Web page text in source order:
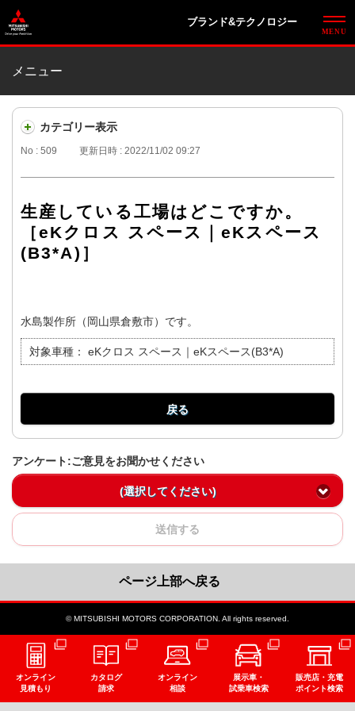
ブランド&テクノロジー
メニュー
カテゴリー表示
No : 509 更新日時 : 2022/11/02 09:27
生産している工場はどこですか。
［eKクロス スペース｜eKスペース
(B3*A)］
水島製作所（岡山県倉敷市）です。
対象車種： eKクロス スペース｜eKスペース(B3*A)
戻る
アンケート:ご意見をお聞かせください
(選択してください)
送信する
ページ上部へ戻る
© MITSUBISHI MOTORS CORPORATION. All rights reserved.
オンライン
見積もり
カタログ
請求
オンライン
相談
展示車・
試乗車検索
販売店・充電
ポイント検索